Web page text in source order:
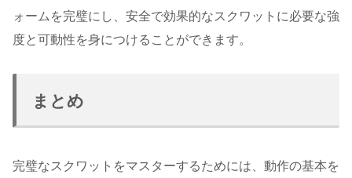
ォームを完璧にし、安全で効果的なスクワットに必要な強
度と可動性を身につけることができます。
まとめ
完璧なスクワットをマスターするためには、動作の基本を